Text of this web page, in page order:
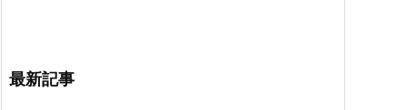
最新記事